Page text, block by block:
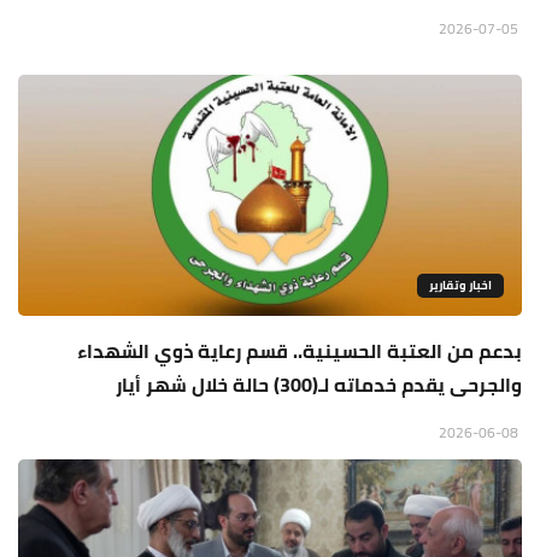
اخبار وتقارير
بدعم من العتبة الحسينية.. قسم رعاية ذوي الشهداء
والجرحى يقدم خدماته لـ(300) حالة خلال شهر أيار